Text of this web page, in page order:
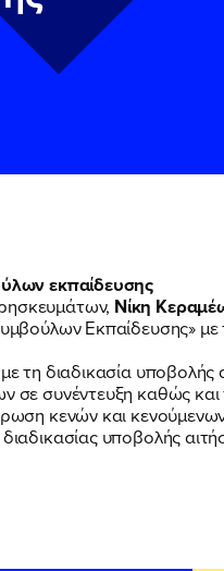
ΠΟΙΑ
ΕΡΓΟ
ΝΕΑ
εκπαίδευσης
Νίκη
Εκπαίδευσης»
τη διαδικασία
συνέντευξη καθώς και
κενών και
υποβολής
Προστασίας
Γραφείου της
Προστασίας
Γραφείου της